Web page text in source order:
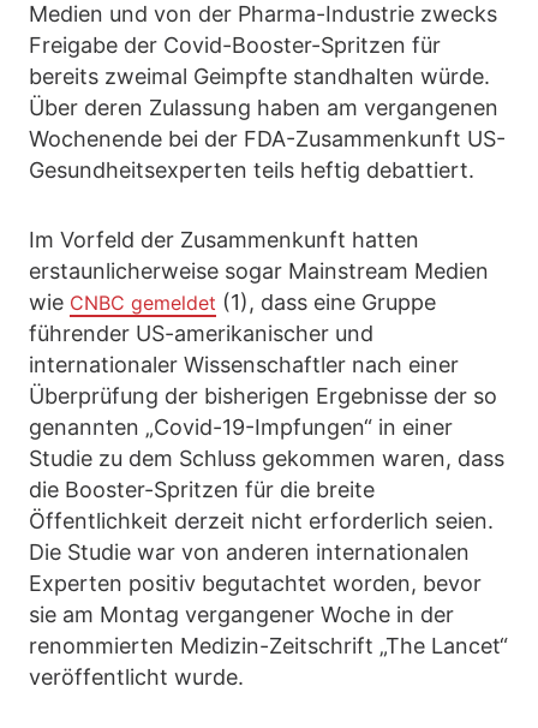
Medien und von der Pharma-Industrie zwecks
Freigabe der Covid-Booster-Spritzen für
bereits zweimal Geimpfte standhalten würde.
Über deren Zulassung haben am vergangenen
Wochenende bei der FDA-Zusammenkunft US-
Gesundheitsexperten teils heftig debattiert.
Im Vorfeld der Zusammenkunft hatten
erstaunlicherweise sogar Mainstream Medien
wie CNBC gemeldet (1), dass eine Gruppe
führender US-amerikanischer und
internationaler Wissenschaftler nach einer
Überprüfung der bisherigen Ergebnisse der so
genannten „Covid-19-Impfungen“ in einer
Studie zu dem Schluss gekommen waren, dass
die Booster-Spritzen für die breite
Öffentlichkeit derzeit nicht erforderlich seien.
Die Studie war von anderen internationalen
Experten positiv begutachtet worden, bevor
sie am Montag vergangener Woche in der
renommierten Medizin-Zeitschrift „The Lancet“
veröffentlicht wurde.